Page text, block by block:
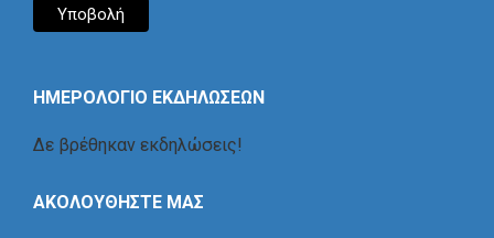
ΗΜΕΡΟΛΟΓΙΟ ΕΚΔΗΛΩΣΕΩΝ
Δε βρέθηκαν εκδηλώσεις!
ΑΚΟΛΟΥΘΗΣΤΕ ΜΑΣ